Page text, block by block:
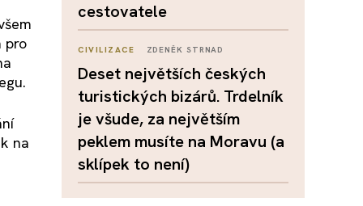
pro
na
cestovatele
CIVILIZACE ZDENĚK STRNAD
Deset největších českých
turistických bizárů. Trdelník
je všude, za největším
peklem musíte na Moravu (a
sklípek to není)